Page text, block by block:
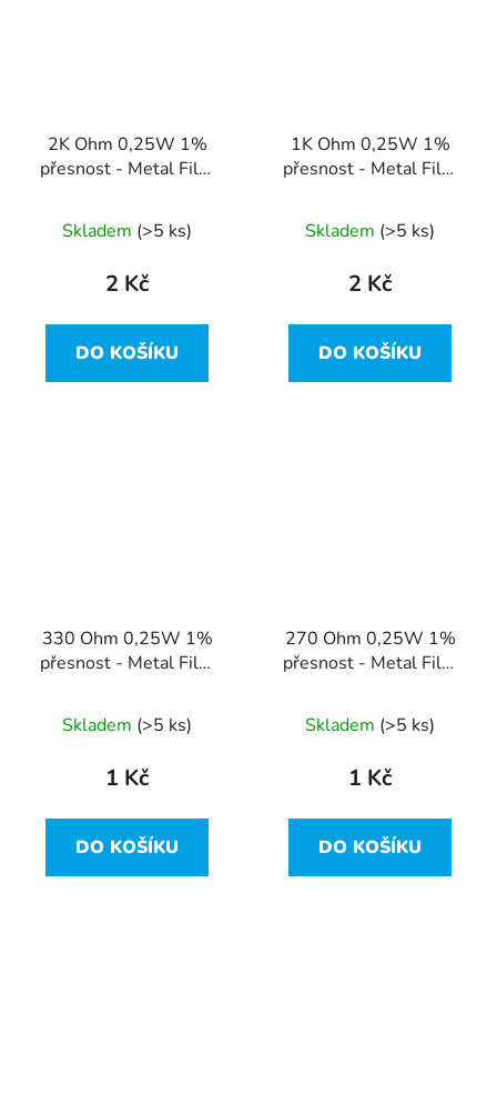
2K Ohm 0,25W 1%
přesnost - Metal Film
Skladem (>5 ks)
2 Kč
DO KOŠÍKU
1K Ohm 0,25W 1%
přesnost - Metal Film
Skladem (>5 ks)
2 Kč
DO KOŠÍKU
330 Ohm 0,25W 1%
přesnost - Metal Film
Skladem (>5 ks)
1 Kč
DO KOŠÍKU
270 Ohm 0,25W 1%
přesnost - Metal Film
Skladem (>5 ks)
1 Kč
DO KOŠÍKU